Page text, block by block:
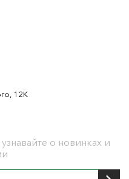
12К
о новинках и